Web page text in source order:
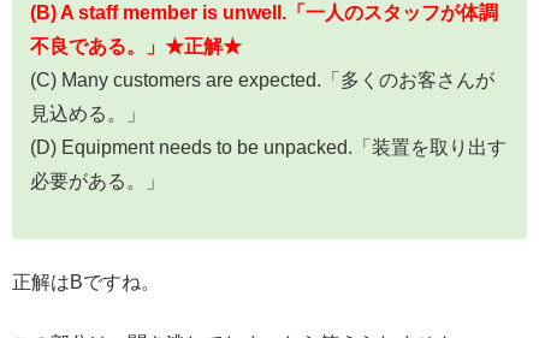
(B) A staff member is unwell.「一人のスタッフが体調
不良である。」★正解★
(C) Many customers are expected.「多くのお客さんが
見込める。」
(D) Equipment needs to be unpacked.「装置を取り出す
必要がある。」
正解はBですね。